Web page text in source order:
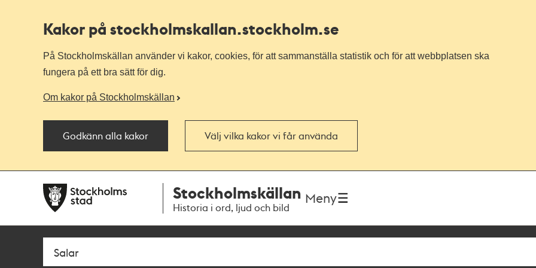
Kakor på stockholmskallan.stockholm.se
På Stockholmskällan använder vi kakor, cookies, för att sammanställa statistik och för att webbplatsen ska
fungera på ett bra sätt för dig.
Om kakor på Stockholmskällan
Godkänn alla kakor Välj vilka kakor vi får använda
navigationen
huvudinnehållet
Stockholmskällan
Historia i ord, ljud och bild
Meny
Sök